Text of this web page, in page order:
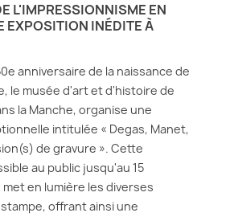
L'IMPRESSIONNISME EN
EXPOSITION INÉDITE À
anniversaire de la naissance de
le musée d'art et d'histoire de
la Manche, organise une
intitulée « Degas, Manet,
de gravure ». Cette
au public jusqu'au 15
en lumière les diverses
offrant ainsi une